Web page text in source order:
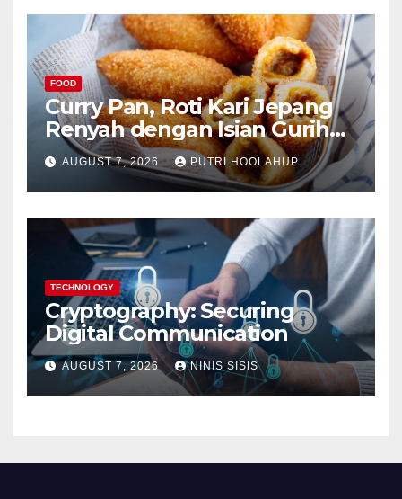
FOOD
Curry Pan, Roti Kari Jepang
Renyah dengan Isian Gurih
Menggoda
AUGUST 7, 2026 PUTRI HOOLAHUP
TECHNOLOGY
Cryptography: Securing
Digital Communication
AUGUST 7, 2026 NINIS SISIS